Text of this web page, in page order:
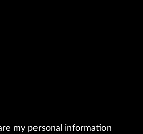
my personal information